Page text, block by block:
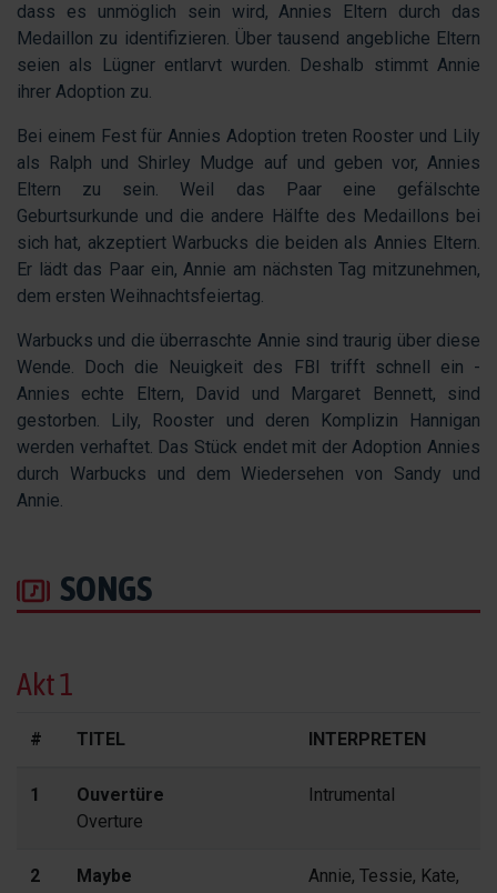
dass es unmöglich sein wird, Annies Eltern durch das
Medaillon zu identifizieren. Über tausend angebliche Eltern
seien als Lügner entlarvt wurden. Deshalb stimmt Annie
ihrer Adoption zu.
Bei einem Fest für Annies Adoption treten Rooster und Lily
als Ralph und Shirley Mudge auf und geben vor, Annies
Eltern zu sein. Weil das Paar eine gefälschte
Geburtsurkunde und die andere Hälfte des Medaillons bei
sich hat, akzeptiert Warbucks die beiden als Annies Eltern.
Er lädt das Paar ein, Annie am nächsten Tag mitzunehmen,
dem ersten Weihnachtsfeiertag.
Warbucks und die überraschte Annie sind traurig über diese
Wende. Doch die Neuigkeit des FBI trifft schnell ein -
Annies echte Eltern, David und Margaret Bennett, sind
gestorben. Lily, Rooster und deren Komplizin Hannigan
werden verhaftet. Das Stück endet mit der Adoption Annies
durch Warbucks und dem Wiedersehen von Sandy und
Annie.
SONGS
Akt 1
# TITEL INTERPRETEN
1
Ouvertüre
Overture
Intrumental
2 Maybe
Annie, Tessie, Kate,